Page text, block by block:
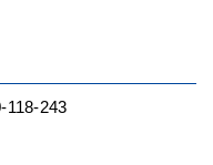
118-243